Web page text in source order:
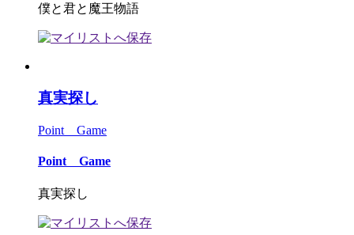
僕と君と魔王物語
真実探し
Point Game
Point Game
真実探し